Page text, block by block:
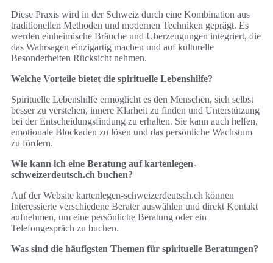
Diese Praxis wird in der Schweiz durch eine Kombination aus
traditionellen Methoden und modernen Techniken geprägt. Es
werden einheimische Bräuche und Überzeugungen integriert, die
das Wahrsagen einzigartig machen und auf kulturelle
Besonderheiten Rücksicht nehmen.
Welche Vorteile bietet die spirituelle Lebenshilfe?
Spirituelle Lebenshilfe ermöglicht es den Menschen, sich selbst
besser zu verstehen, innere Klarheit zu finden und Unterstützung
bei der Entscheidungsfindung zu erhalten. Sie kann auch helfen,
emotionale Blockaden zu lösen und das persönliche Wachstum
zu fördern.
Wie kann ich eine Beratung auf kartenlegen-
schweizerdeutsch.ch buchen?
Auf der Website kartenlegen-schweizerdeutsch.ch können
Interessierte verschiedene Berater auswählen und direkt Kontakt
aufnehmen, um eine persönliche Beratung oder ein
Telefongespräch zu buchen.
Was sind die häufigsten Themen für spirituelle Beratungen?